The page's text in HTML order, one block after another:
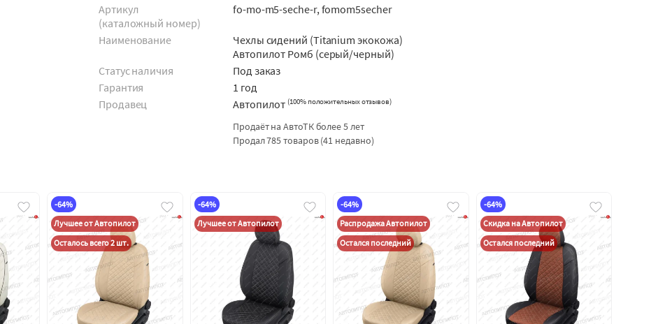
Артикул
(каталожный номер)
fo-mo-m5-seche-r, fomom5secher
Наименование
Чехлы сидений (Titanium экокожа)
Автопилот Ромб (серый/черный)
Статус наличия
Под заказ
Гарантия
1 год
Продавец
Автопилот (100% положительных отзывов)
Продаёт на АвтоТК более 5 лет
Продал 785 товаров (41 недавно)
-64%
Лучшее от Автопилот
Осталось всего 2 шт.
-64%
Лучшее от Автопилот
-64%
Распродажа Автопилот
Остался последний
-64%
Скидка на Автопилот
Остался последний